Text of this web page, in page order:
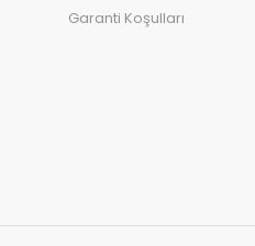
Garanti Koşulları